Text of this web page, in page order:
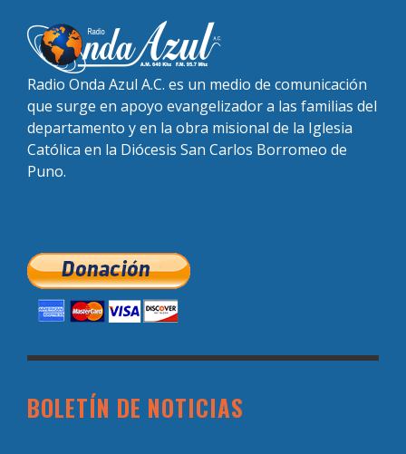
Radio Onda Azul A.C. es un medio de comunicación
que surge en apoyo evangelizador a las familias del
departamento y en la obra misional de la Iglesia
Católica en la Diócesis San Carlos Borromeo de
Puno.
BOLETÍN DE NOTICIAS